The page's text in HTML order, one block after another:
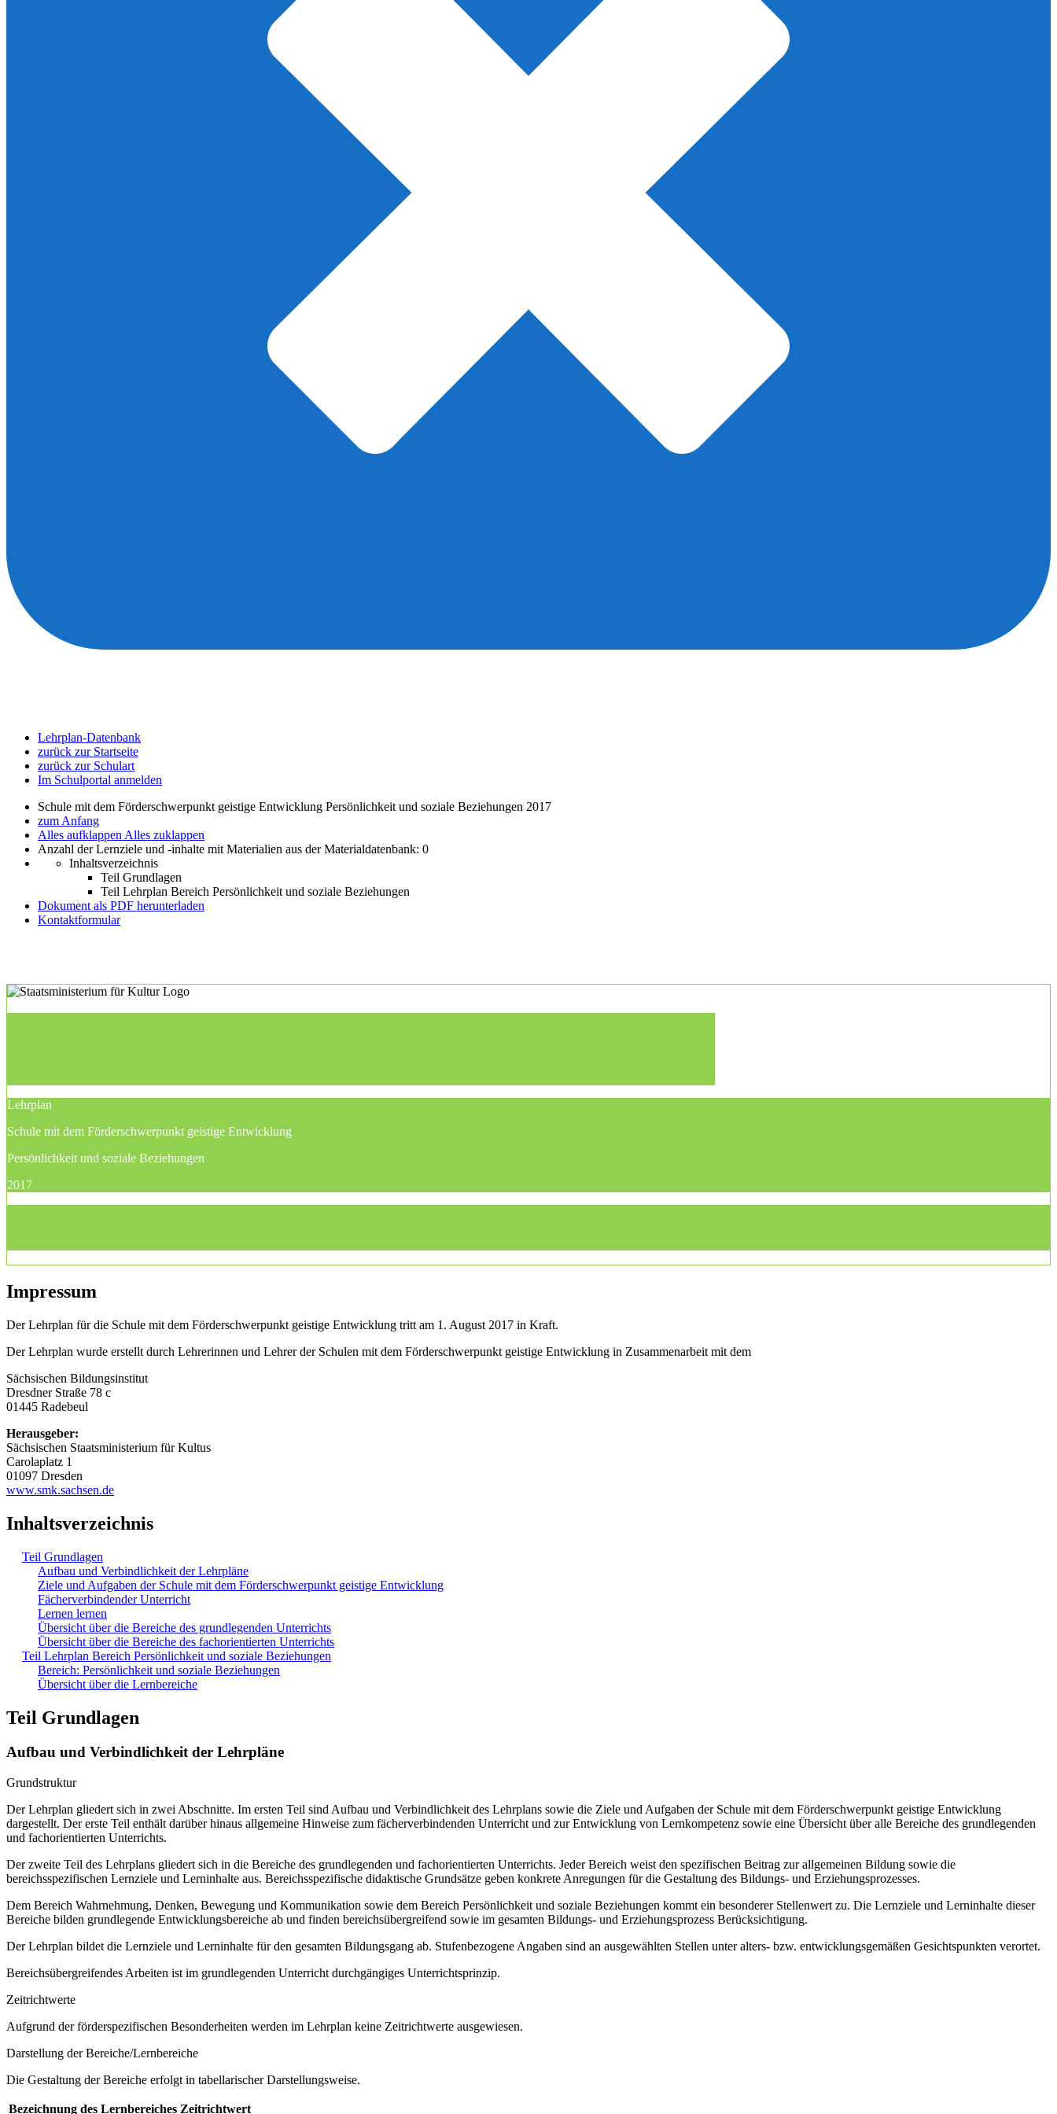
Lehrplan-Datenbank
zurück zur Startseite
zurück zur Schulart
Im Schulportal anmelden
Schule mit dem Förderschwerpunkt geistige Entwicklung Persönlichkeit und soziale Beziehungen 2017
zum Anfang
Alles aufklappen Alles zuklappen
Anzahl der Lernziele und -inhalte mit Materialien aus der Materialdatenbank: 0
Inhaltsverzeichnis
Teil Grundlagen
Teil Lehrplan Bereich Persönlichkeit und soziale Beziehungen
Dokument als PDF herunterladen
Kontaktformular
Lehrplan
Schule mit dem Förderschwerpunkt geistige Entwicklung
Persönlichkeit und soziale Beziehungen
2017
Impressum
Der Lehrplan für die Schule mit dem Förderschwerpunkt geistige Entwicklung tritt am 1. August 2017 in Kraft.
Der Lehrplan wurde erstellt durch Lehrerinnen und Lehrer der Schulen mit dem Förderschwerpunkt geistige Entwicklung in Zusammenarbeit mit dem
Sächsischen Bildungsinstitut
Dresdner Straße 78 c
01445 Radebeul
Herausgeber:
Sächsischen Staatsministerium für Kultus
Carolaplatz 1
01097 Dresden
www.smk.sachsen.de
Inhaltsverzeichnis
Teil Grundlagen
Aufbau und Verbindlichkeit der Lehrpläne
Ziele und Aufgaben der Schule mit dem Förderschwerpunkt geistige Entwicklung
Fächerverbindender Unterricht
Lernen lernen
Übersicht über die Bereiche des grundlegenden Unterrichts
Übersicht über die Bereiche des fachorientierten Unterrichts
Teil Lehrplan Bereich Persönlichkeit und soziale Beziehungen
Bereich: Persönlichkeit und soziale Beziehungen
Übersicht über die Lernbereiche
Teil Grundlagen
Aufbau und Verbindlichkeit der Lehrpläne
Grundstruktur
Der Lehrplan gliedert sich in zwei Abschnitte. Im ersten Teil sind Aufbau und Verbindlichkeit des Lehrplans sowie die Ziele und Aufgaben der Schule mit dem Förderschwerpunkt geistige Entwicklung
dargestellt. Der erste Teil enthält darüber hinaus allgemeine Hinweise zum fächerverbindenden Unterricht und zur Entwicklung von Lernkompetenz sowie eine Übersicht über alle Bereiche des grundlegenden
und fachorientierten Unterrichts.
Der zweite Teil des Lehrplans gliedert sich in die Bereiche des grundlegenden und fachorientierten Unterrichts. Jeder Bereich weist den spezifischen Beitrag zur allgemeinen Bildung sowie die
bereichsspezifischen Lernziele und Lerninhalte aus. Bereichsspezifische didaktische Grundsätze geben konkrete Anregungen für die Gestaltung des Bildungs- und Erziehungsprozesses.
Dem Bereich Wahrnehmung, Denken, Bewegung und Kommunikation sowie dem Bereich Persönlichkeit und soziale Beziehungen kommt ein besonderer Stellenwert zu. Die Lernziele und Lerninhalte dieser
Bereiche bilden grundlegende Entwicklungsbereiche ab und finden bereichsübergreifend sowie im gesamten Bildungs- und Erziehungsprozess Berücksichtigung.
Der Lehrplan bildet die Lernziele und Lerninhalte für den gesamten Bildungsgang ab. Stufenbezogene Angaben sind an ausgewählten Stellen unter alters- bzw. entwicklungsgemäßen Gesichtspunkten verortet.
Bereichsübergreifendes Arbeiten ist im grundlegenden Unterricht durchgängiges Unterrichtsprinzip.
Zeitrichtwerte
Aufgrund der förderspezifischen Besonderheiten werden im Lehrplan keine Zeitrichtwerte ausgewiesen.
Darstellung der Bereiche/Lernbereiche
Die Gestaltung der Bereiche erfolgt in tabellarischer Darstellungsweise.
Bezeichnung des Lernbereiches Zeitrichtwert